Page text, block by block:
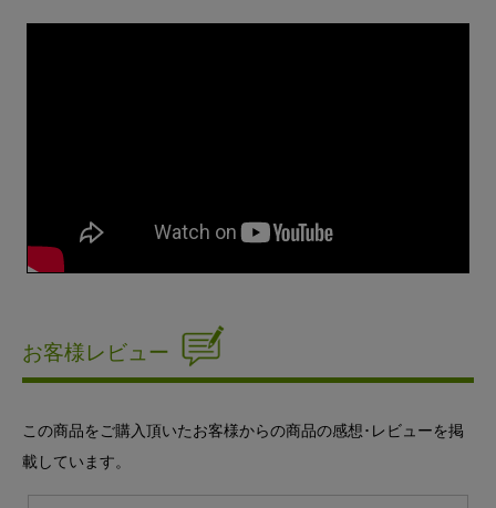
お客様レビュー
この商品をご購入頂いたお客様からの商品の感想･レビューを掲
載しています。